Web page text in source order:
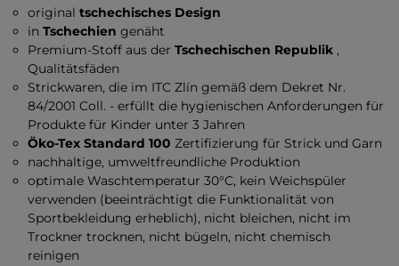
originaltschechisches Design
inTschechien genäht
Premium-Stoff aus derTschechischen Republik ,
Qualitätsfäden
Strickwaren, die im ITC Zlín gemäß dem Dekret Nr.
84/2001 Coll. - erfüllt die hygienischen Anforderungen für
Produkte für Kinder unter 3 Jahren
Öko-Tex Standard 100 Zertifizierung für Strick und Garn
nachhaltige, umweltfreundliche Produktion
optimale Waschtemperatur 30°C, kein Weichspüler
verwenden (beeinträchtigt die Funktionalität von
Sportbekleidung erheblich), nicht bleichen, nicht im
Trockner trocknen, nicht bügeln, nicht chemisch
reinigen